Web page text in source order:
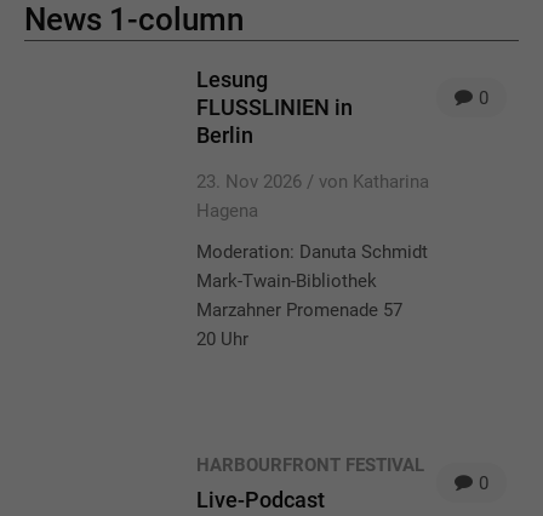
News 1-column
0
Lesung
FLUSSLINIEN in
Berlin
23. Nov 2026 / von Katharina
Hagena
Moderation: Danuta Schmidt
Mark-Twain-Bibliothek
Marzahner Promenade 57
20 Uhr
0
HARBOURFRONT FESTIVAL
Live-Podcast